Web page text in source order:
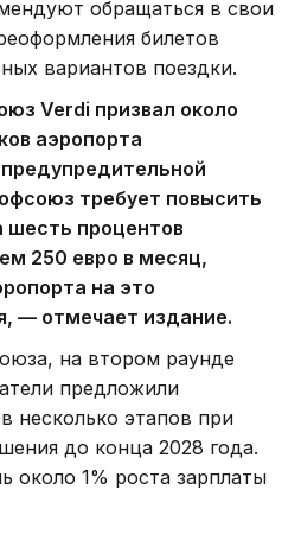
обращаться в свои
билетов
вариантов поездки.
Verdi призвал около
аэропорта
требует повысить
шесть процентов
250 евро в месяц,
на это
— отмечает издание.
на втором раунде
предложили
несколько этапов при
до конца 2028 года.
около 1% роста зарплаты